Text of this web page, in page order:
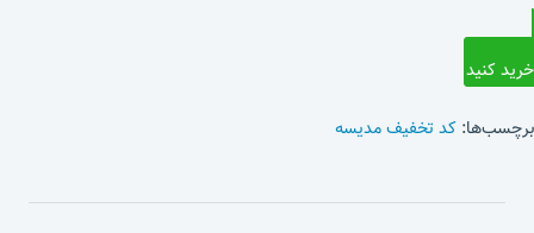
خرید کنید
برچسب‌ها: کد تخفیف مدیسه